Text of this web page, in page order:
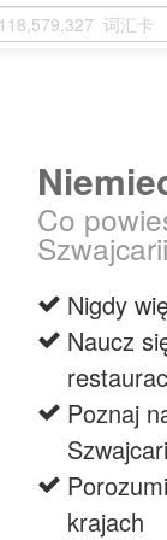
Co
Nigdy
Naucz
Poznaj
krajach